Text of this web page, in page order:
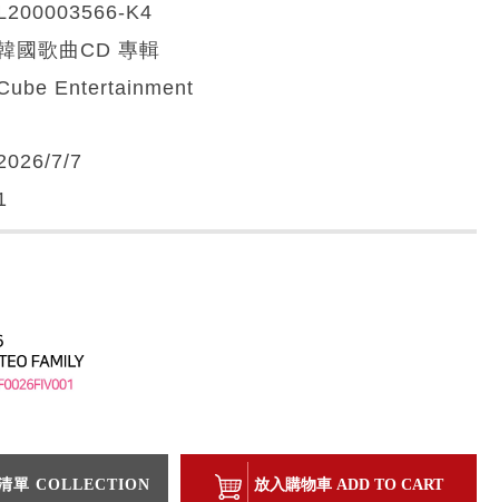
K4
國歌曲CD 專輯
Entertainment
7/7
單 COLLECTION 放入購物車 ADD TO CART